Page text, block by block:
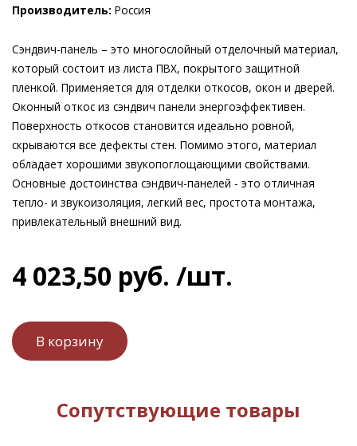
Производитель: Россия
Сэндвич-панель – это многослойный отделочный материал,
который состоит из листа ПВХ, покрытого защитной
пленкой. Применяется для отделки откосов, окон и дверей.
Оконный откос из сэндвич панели энергоэффективен.
Поверхность откосов становится идеально ровной,
скрываются все дефекты стен. Помимо этого, материал
обладает хорошими звукопоглощающими свойствами.
Основные достоинства сэндвич-панелей - это отличная
тепло- и звукоизоляция, легкий вес, простота монтажа,
привлекательный внешний вид.
4 023,50 руб. /шт.
Сопутствующие товары